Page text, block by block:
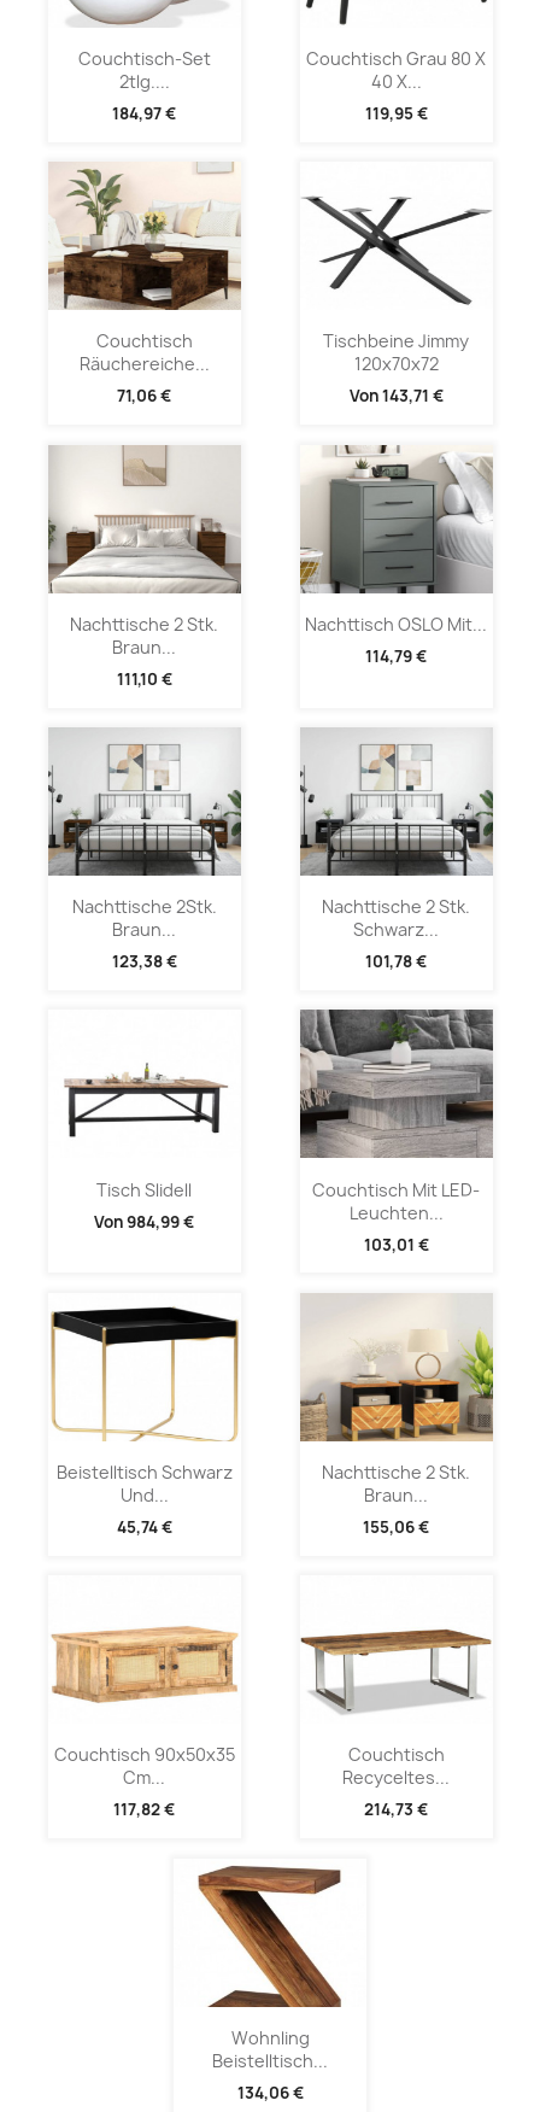
Couchtisch-Set
2tlg....
184,97 €
Couchtisch Grau 80 X
40 X...
119,95 €
Couchtisch
Räuchereiche...
71,06 €
Tischbeine Jimmy
120x70x72
Von143,71 €
Nachttische 2 Stk.
Braun...
111,10 €
Nachttisch OSLO Mit...
114,79 €
Nachttische 2Stk.
Braun...
123,38 €
Nachttische 2 Stk.
Schwarz...
101,78 €
Tisch Slidell
Von984,99 €
Couchtisch Mit LED-
Leuchten...
103,01 €
Beistelltisch Schwarz
Und...
45,74 €
Nachttische 2 Stk.
Braun...
155,06 €
Couchtisch 90x50x35
Cm...
117,82 €
Couchtisch
Recyceltes...
214,73 €
Wohnling
Beistelltisch...
134,06 €